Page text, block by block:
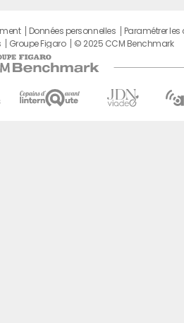
Données personnelles Paramétrer les
Groupe Figaro © 2025 CCM Benchmark